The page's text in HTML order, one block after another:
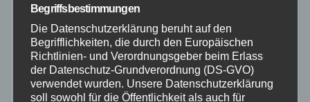
Veranstaltungen
Video
Begriffsbestimmungen
Die Datenschutzerklärung beruht auf den
Begrifflichkeiten, die durch den Europäischen
Richtlinien- und Verordnungsgeber beim Erlass
der Datenschutz-Grundverordnung (DS-GVO)
verwendet wurden. Unsere Datenschutzerklärung
soll sowohl für die Öffentlichkeit als auch für